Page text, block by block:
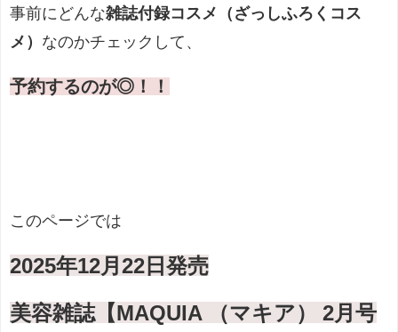
事前にどんな雑誌付録コスメ（ざっしふろくコス
メ） なのかチェックして、
予約するのが◎！！
このページでは
2025年12月22日発売
美容雑誌【MAQUIA （マキア） 2月号